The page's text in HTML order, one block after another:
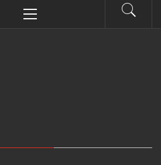
Menu